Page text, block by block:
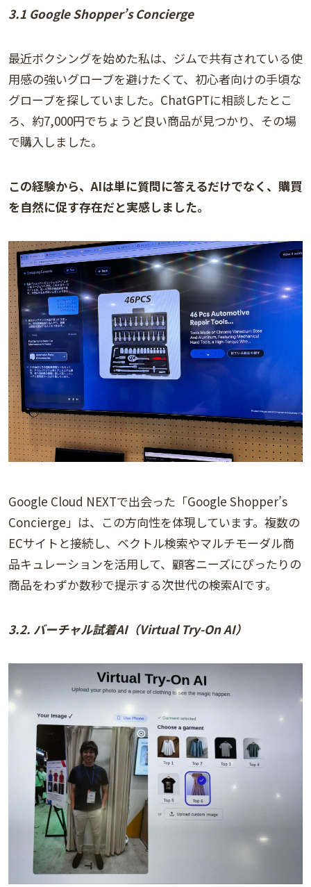
3.1 Google Shopper’s Concierge
最近ボクシングを始めた私は、ジムで共有されている使
用感の強いグローブを避けたくて、初心者向けの手頃な
グローブを探していました。ChatGPTに相談したとこ
ろ、約7,000円でちょうど良い商品が見つかり、その場
で購入しました。
この経験から、AIは単に質問に答えるだけでなく、購買
を自然に促す存在だと実感しました。
Google Cloud NEXTで出会った「Google Shopper’s
Concierge」は、この方向性を体現しています。複数の
ECサイトと接続し、ベクトル検索やマルチモーダル商
品キュレーションを活用して、顧客ニーズにぴったりの
商品をわずか数秒で提示する次世代の検索AIです。
3.2. バーチャル試着AI（Virtual Try-On AI）